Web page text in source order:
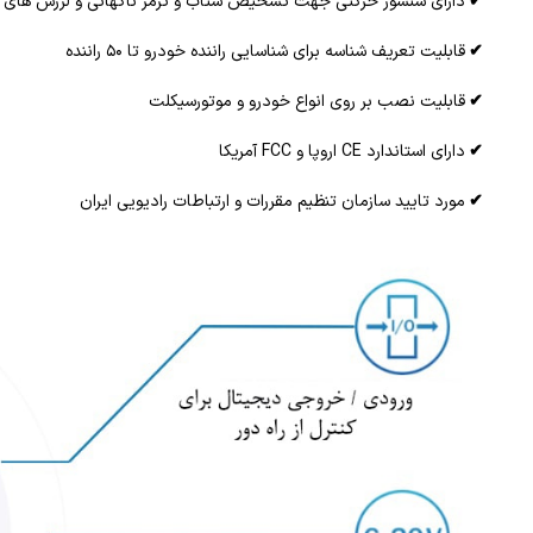
✔قابلیت تعریف شناسه برای شناسایی راننده خودرو تا ۵۰ راننده
✔قابلیت نصب بر روی انواع خودرو و موتورسیکلت
✔ دارای استاندارد CE اروپا و FCC آمریکا
✔ مورد تایید سازمان تنظیم مقررات و ارتباطات رادیویی ایران